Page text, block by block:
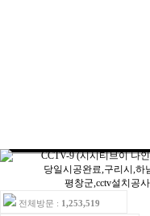
전체방문 : 1,253,519